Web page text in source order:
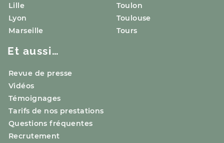
Lille
Lyon
Marseille
Toulon
Toulouse
Tours
Et aussi…
Revue de presse
Vidéos
Témoignages
Tarifs de nos prestations
Questions fréquentes
Recrutement